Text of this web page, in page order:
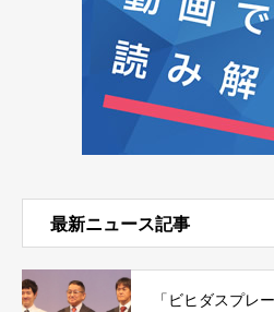
最新ニュース記事
「ビヒダスプレ